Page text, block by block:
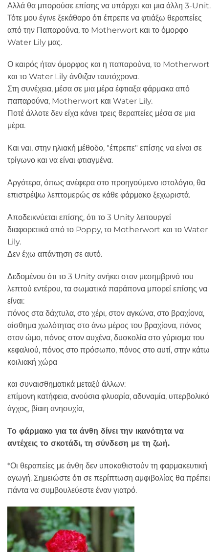
Αλλά θα μπορούσε επίσης να υπάρχει και μια άλλη 3-Unit.
Τότε μου έγινε ξεκάθαρο ότι έπρεπε να φτιάξω θεραπείες
από την Παπαρούνα, το Motherwort και το όμορφο
Water Lily μας.
Ο καιρός ήταν όμορφος και η παπαρούνα, το Motherwort
και το Water Lily άνθιζαν ταυτόχρονα.
Στη συνέχεια, μέσα σε μια μέρα έφτιαξα φάρμακα από
παπαρούνα, Motherwort και Water Lily.
Ποτέ άλλοτε δεν είχα κάνει τρεις θεραπείες μέσα σε μια
μέρα.
Και ναι, στην ηλιακή μέθοδο, "έπρεπε" επίσης να είναι σε
τρίγωνο και να είναι φτιαγμένα.
Αργότερα, όπως ανέφερα στο προηγούμενο ιστολόγιο, θα
επιστρέψω λεπτομερώς σε κάθε φάρμακο ξεχωριστά.
Αποδεικνύεται επίσης, ότι το 3 Unity λειτουργεί
διαφορετικά από το Poppy, το Motherwort και το Water
Lily.
Δεν έχω απάντηση σε αυτό.
Δεδομένου ότι το 3 Unity ανήκει στον μεσημβρινό του
λεπτού εντέρου, τα σωματικά παράπονα μπορεί επίσης να
είναι:
πόνος στα δάχτυλα, στο χέρι, στον αγκώνα, στο βραχίονα,
αίσθημα χωλότητας στο άνω μέρος του βραχίονα, πόνος
στον ώμο, πόνος στον αυχένα, δυσκολία στο γύρισμα του
κεφαλιού, πόνος στο πρόσωπο, πόνος στο αυτί, στην κάτω
κοιλιακή χώρα
και συναισθηματικά μεταξύ άλλων:
επίμονη κατήφεια, ανούσια φλυαρία, αδυναμία, υπερβολικό
άγχος, βίαιη ανησυχία,
Το φάρμακο για τα άνθη δίνει την ικανότητα να
αντέχεις το σκοτάδι, τη σύνδεση με τη ζωή.
*Οι θεραπείες με άνθη δεν υποκαθιστούν τη φαρμακευτική
αγωγή. Σημειώστε ότι σε περίπτωση αμφιβολίας θα πρέπει
πάντα να συμβουλεύεστε έναν γιατρό.